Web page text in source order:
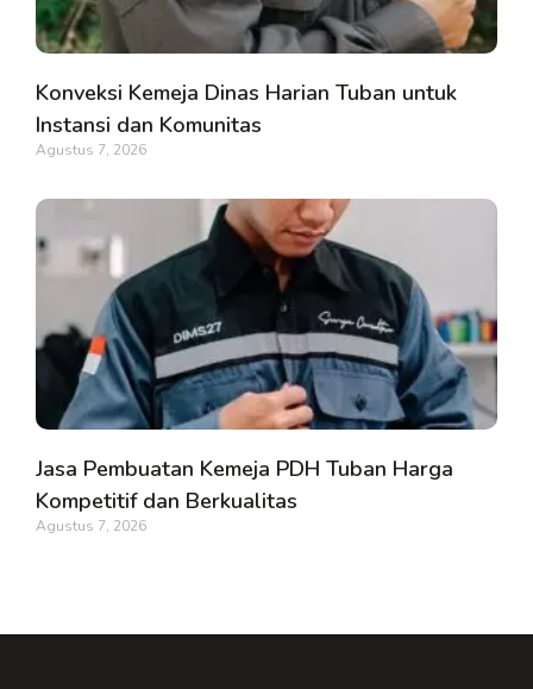
Konveksi Kemeja Dinas Harian Tuban untuk
Instansi dan Komunitas
Agustus 7, 2026
Jasa Pembuatan Kemeja PDH Tuban Harga
Kompetitif dan Berkualitas
Agustus 7, 2026